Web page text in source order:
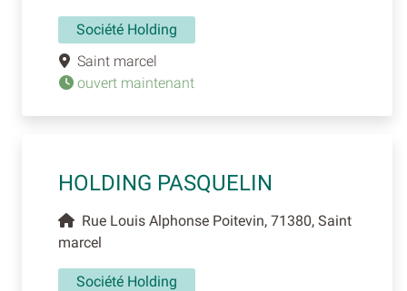
Société Holding
Saint marcel
ouvert maintenant
HOLDING PASQUELIN
Rue Louis Alphonse Poitevin, 71380, Saint
marcel
Société Holding